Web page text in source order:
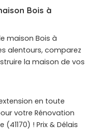
Bois à
maison Bois à
alentours, comparez
la maison de vos
en toute
votre Rénovation
! Prix & Délais